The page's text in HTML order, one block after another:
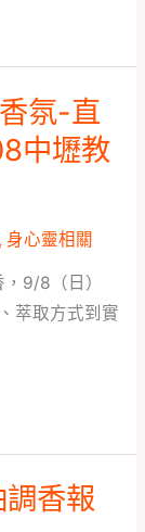
氛-直
中壢教
, 身心靈相關
9/8（日）
萃取方式到實
香報